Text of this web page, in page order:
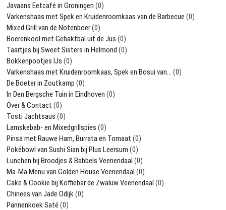
Javaans Eetcafé in Groningen (0)
Varkenshaas met Spek en Kruidenroomkaas van de Barbecue (0)
Mixed Grill van de Notenboer(0)
Boerenkool met Gehaktbal uit de Jus (0)
Taartjes bij Sweet Sisters in Helmond (0)
Bokkenpootjes IJs (0)
Varkenshaas met Kruidenroomkaas, Spek en Bosui van… (0)
De Boeter in Zoutkamp (0)
In Den Bergsche Tuin in Eindhoven (0)
Over & Contact (0)
Tosti Jachtsaus (0)
Lamskebab- en Mixedgrillspies (0)
Pinsa met Rauwe Ham, Burrata en Tomaat (0)
Pokébowl van Sushi Sian bij Plus Leersum (0)
Lunchen bij Broodjes & Babbels Veenendaal (0)
Ma-Ma Menu van Golden House Veenendaal (0)
Cake & Cookie bij Koffiebar de Zwaluw Veenendaal (0)
Chinees van Jade Odijk(0)
Pannenkoek Saté (0)